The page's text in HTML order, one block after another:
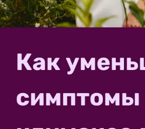
Maricha
Марина
Бурятия 2
отменных урожаев!
✿
SvetlanaDo